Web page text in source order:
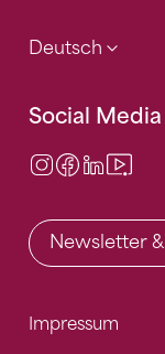
Deutsch
Social Media
Instagram
Facebook
Newsletter
Impressum